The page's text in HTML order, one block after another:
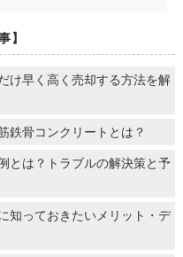
】
け早く高く売却する方法を解
鉄骨コンクリートとは？
とは？トラブルの解決策と予
知っておきたいメリット・デ